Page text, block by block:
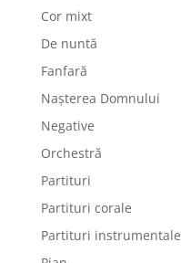
Cor mixt
De nuntă
Fanfară
Nașterea Domnului
Negative
Orchestră
Partituri
Partituri corale
Partituri instrumentale